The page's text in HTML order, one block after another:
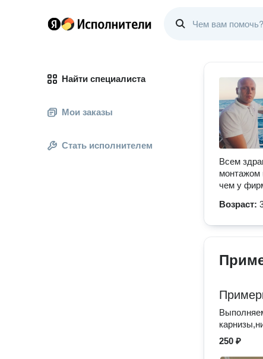
Найти специалиста
Мои заказы
Стать исполнителем
Всем
монтажом
чем у
Возраст:
250 ₽